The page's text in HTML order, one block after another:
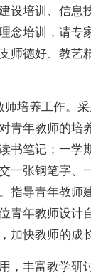
设培训、信息
念培训，请专
师德好、教艺
师培养工作。
青年教师的培
书笔记；一学
一张钢笔字、
指导青年教师
青年教师设计
加快教师的成
，丰富教学研